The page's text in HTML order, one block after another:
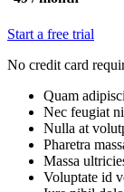
Start a free trial
No credit card
Quam
Nec feugiat
Nulla at
Pharetra
Massa
Voluptate id